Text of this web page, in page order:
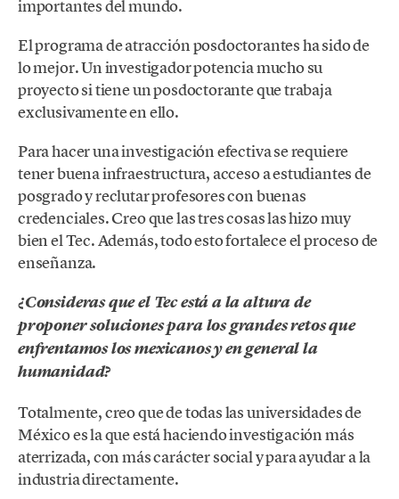
importantes del mundo.
El programa de atracción posdoctorantes ha sido de
lo mejor. Un investigador potencia mucho su
proyecto si tiene un posdoctorante que trabaja
exclusivamente en ello.
Para hacer una investigación efectiva se requiere
tener buena infraestructura, acceso a estudiantes de
posgrado y reclutar profesores con buenas
credenciales. Creo que las tres cosas las hizo muy
bien el Tec. Además, todo esto fortalece el proceso de
enseñanza.
¿Consideras que el Tec está a la altura de
proponer soluciones para los grandes retos que
enfrentamos los mexicanos y en general la
humanidad?
Totalmente, creo que de todas las universidades de
México es la que está haciendo investigación más
aterrizada, con más carácter social y para ayudar a la
industria directamente.